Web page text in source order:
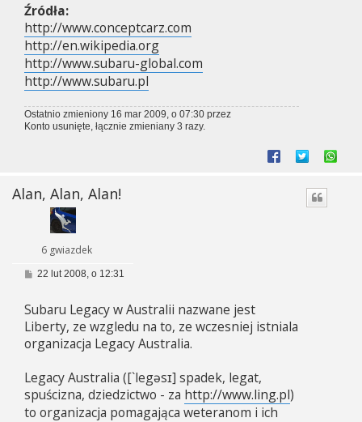
Źródła:
http://www.conceptcarz.com
http://en.wikipedia.org
http://www.subaru-global.com
http://www.subaru.pl
Ostatnio zmieniony 16 mar 2009, o 07:30 przez
Konto usunięte, łącznie zmieniany 3 razy.
Alan, Alan, Alan!
6 gwiazdek
P22 lut 2008, o 12:31
Subaru Legacy w Australii nazwane jest
Liberty, ze wzgledu na to, ze wczesniej istniala
organizacja Legacy Australia.
Legacy Australia ([`legəsɪ] spadek, legat,
spuścizna, dziedzictwo - za http://www.ling.pl)
to organizacja pomagająca weteranom i ich